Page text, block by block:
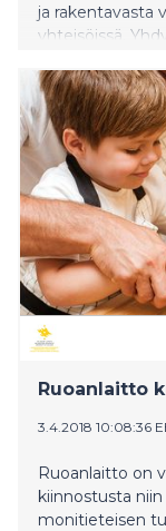
ja rakentavasta
yhteisöissä.
27.–28.1.
Tukholmaan ja
Ruoanlaitto
3.4.2018 10:08:36
Ruoanlaitto on
kiinnostusta
monitieteisen